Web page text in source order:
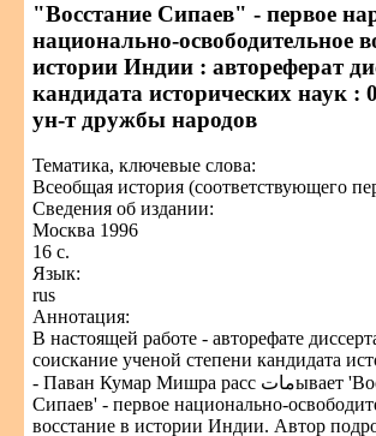
"Восстание Сипаев" - первое
национально-освободительное
истории Индии : автореферат
кандидата исторических наук :
ун-т дружбы народов
Тематика, ключевые слова:
Всеобщая история (соответствующего
Сведения об издании:
Москва 1996
16 с.
Язык:
rus
Аннотация:
В настоящей работе - авторефате
соискание ученой степени кандидата
- Паван Кумар Мишра расс ماتывает 'Восстание
Сипаев' - первое национально-
восстание в истории Индии. Автор